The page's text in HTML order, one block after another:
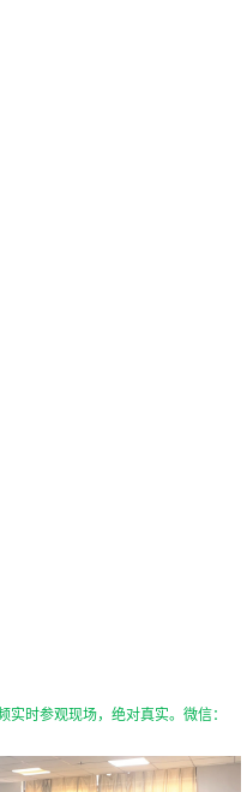
实时参观现场，绝对真实。微信：